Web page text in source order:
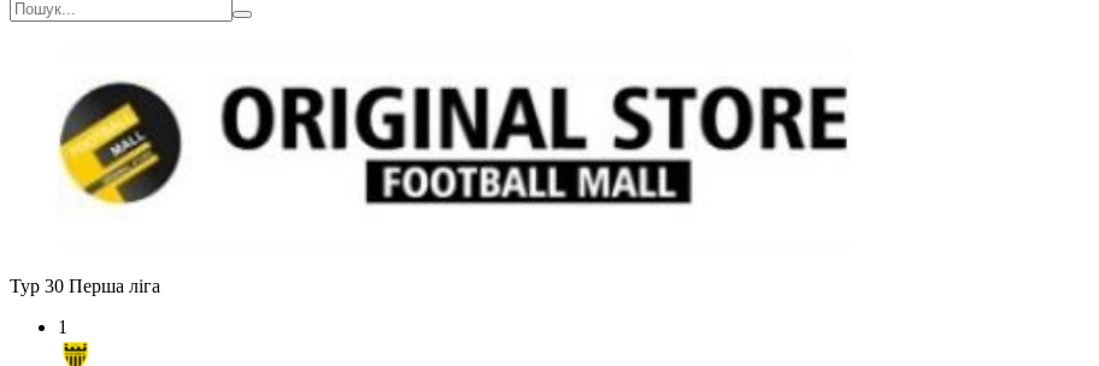
Тур 30 Перша ліга
1